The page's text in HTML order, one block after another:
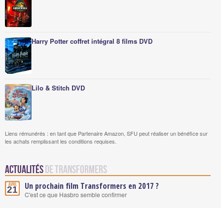
Harry Potter coffret intégral 8 films DVD
Lilo & Stitch DVD
Liens rémunérés : en tant que Partenaire Amazon, SFU peut réaliser un bénéfice sur
les achats remplissant les conditions requises.
Actualitésde Transformers
Avril
21 Un prochain film Transformers en 2017 ?
C'est ce que Hasbro semble confirmer